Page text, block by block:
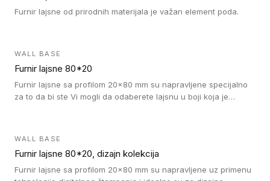
Furnir lajsne od prirodnih materijala je važan element poda.
WALL BASE
Furnir lajsne 80*20
Furnir lajsne sa profilom 20x80 mm su napravljene specijalno
za to da bi ste Vi mogli da odaberete lajsnu u boji koja je
WALL BASE
Furnir lajsne 80*20, dizajn kolekcija
Furnir lajsne sa profilom 20x80 mm su napravljene uz primenu